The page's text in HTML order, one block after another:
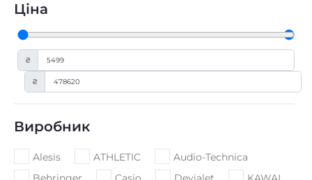
Ціна
₴
₴
Виробник
Alesis ATHLETIC
Audio-Technica